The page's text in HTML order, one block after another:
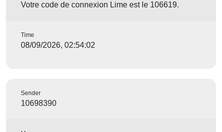
Votre code de connexion Lime est le 106619.
Time
08/09/2026, 02:54:02
Sender
10698390